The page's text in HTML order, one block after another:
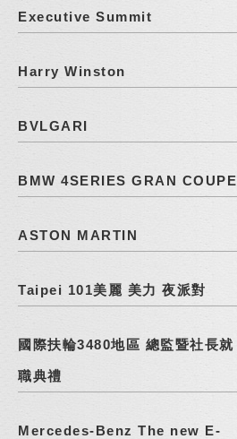
Executive Summit
Harry Winston
BVLGARI
BMW 4SERIES GRAN COUPE
ASTON MARTIN
Taipei 101美麗 美力 夜派對
國際扶輪3480地區 總監暨社長就
職典禮
Mercedes-Benz The new E-